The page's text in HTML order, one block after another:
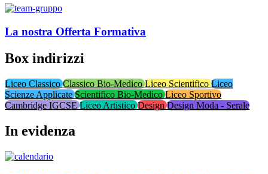
La nostra Offerta Formativa
Box indirizzi
Liceo ClassicoClassico Bio-MedicoLiceo ScientificoLiceo
Scienze ApplicateScientifico Bio-MedicoLiceo Sportivo
Cambridge IGCSELiceo ArtisticoDesignDesign Moda - Serale
In evidenza